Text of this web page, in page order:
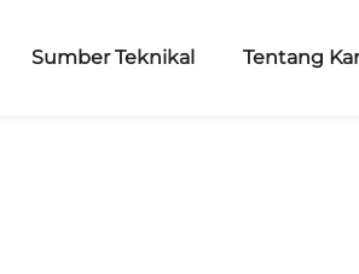
Sumber Teknikal Tentang